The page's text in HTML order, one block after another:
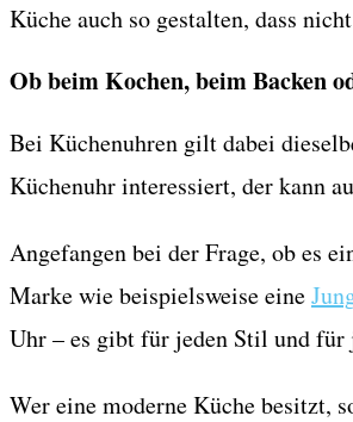
Küche auch so gestalten, dass
Ob beim Kochen, beim Backen
Bei Küchenuhren gilt dabei
Küchenuhr interessiert, der kann
Angefangen bei der Frage, ob es
Marke wie beispielsweise eine
Uhr – es gibt für jeden Stil und für
Wer eine moderne Küche besitzt,